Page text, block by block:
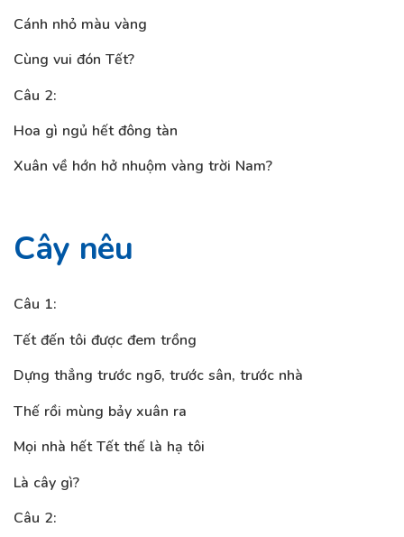
Cánh nhỏ màu vàng
Cùng vui đón Tết?
Câu 2:
Hoa gì ngủ hết đông tàn
Xuân về hớn hở nhuộm vàng trời Nam?
Cây nêu
Câu 1:
Tết đến tôi được đem trồng
Dựng thẳng trước ngõ, trước sân, trước nhà
Thế rồi mùng bảy xuân ra
Mọi nhà hết Tết thế là hạ tôi
Là cây gì?
Câu 2: